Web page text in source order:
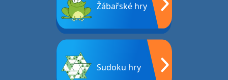
Žábařské hry
Sudoku hry